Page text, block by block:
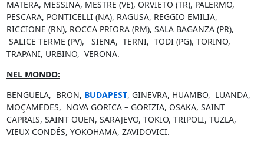
MATERA, MESSINA, MESTRE (VE), ORVIETO (TR), PALERMO,
PESCARA, PONTICELLI (NA), RAGUSA, REGGIO EMILIA,
RICCIONE (RN), ROCCA PRIORA (RM), SALA BAGANZA (PR),
SALICE TERME (PV), SIENA, TERNI, TODI (PG), TORINO,
TRAPANI, URBINO, VERONA.
NEL MONDO:
BENGUELA, BRON, BUDAPEST, GINEVRA, HUAMBO, LUANDA,
MOÇAMEDES, NOVA GORICA – GORIZIA, OSAKA, SAINT
CAPRAIS, SAINT OUEN, SARAJEVO, TOKIO, TRIPOLI, TUZLA,
VIEUX CONDÉS, YOKOHAMA, ZAVIDOVICI.